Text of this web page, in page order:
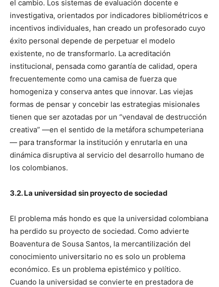
el cambio. Los sistemas de evaluación docente e
investigativa, orientados por indicadores bibliométricos e
incentivos individuales, han creado un profesorado cuyo
éxito personal depende de perpetuar el modelo
existente, no de transformarlo. La acreditación
institucional, pensada como garantía de calidad, opera
frecuentemente como una camisa de fuerza que
homogeniza y conserva antes que innovar. Las viejas
formas de pensar y concebir las estrategias misionales
tienen que ser azotadas por un “vendaval de destrucción
creativa” —en el sentido de la metáfora schumpeteriana
— para transformar la institución y enrutarla en una
dinámica disruptiva al servicio del desarrollo humano de
los colombianos.
3.2. La universidad sin proyecto de sociedad
El problema más hondo es que la universidad colombiana
ha perdido su proyecto de sociedad. Como advierte
Boaventura de Sousa Santos, la mercantilización del
conocimiento universitario no es solo un problema
económico. Es un problema epistémico y político.
Cuando la universidad se convierte en prestadora de